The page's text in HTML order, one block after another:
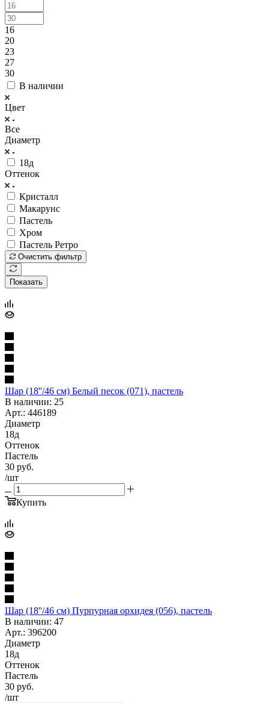
16
20
23
27
30
В наличии
Цвет
Все
Диаметр
18д
Оттенок
Кристалл
Макарунс
Пастель
Хром
Пастель Ретро
Очистить фильтр
Показать
Шар (18''/46 см) Белый песок (071), пастель
В наличии: 25
Арт.: 446189
Диаметр
18д
Оттенок
Пастель
30 руб.
/шт
Купить
Шар (18''/46 см) Пурпурная орхидея (056), пастель
В наличии: 47
Арт.: 396200
Диаметр
18д
Оттенок
Пастель
30 руб.
/шт